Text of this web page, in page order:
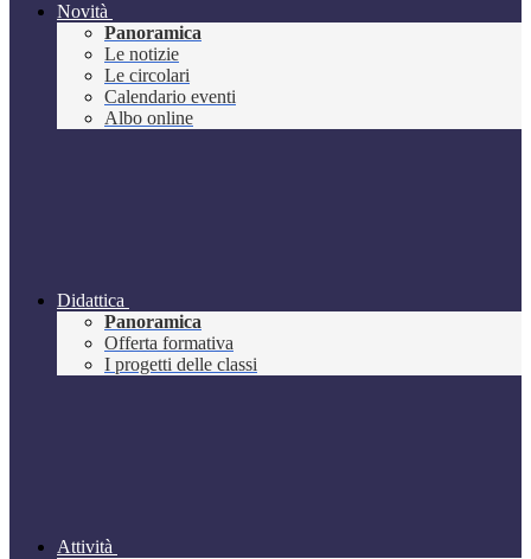
Novità
Panoramica
Le notizie
Le circolari
Calendario eventi
Albo online
Didattica
Panoramica
Offerta formativa
I progetti delle classi
Attività